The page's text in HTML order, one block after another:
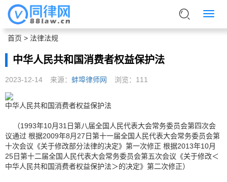
首页 > 法律法规
中华人民共和国消费者权益保护法
2023-12-14 来源： 蚌埠律师网 浏览： 111
中华人民共和国消费者权益保护法
（1993年10月31日第八届全国人民代表大会常务委员会第四次会
议通过 根据2009年8月27日第十一届全国人民代表大会常务委员会第
十次会议《关于修改部分法律的决定》第一次修正 根据2013年10月
25日第十二届全国人民代表大会常务委员会第五次会议《关于修改＜
中华人民共和国消费者权益保护法＞的决定》第二次修正）